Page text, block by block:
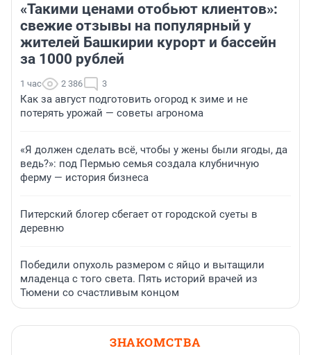
«Такими ценами отобьют клиентов»:
свежие отзывы на популярный у
жителей Башкирии курорт и бассейн
за 1000 рублей
1 час 2 386 3
Как за август подготовить огород к зиме и не
потерять урожай — советы агронома
«Я должен сделать всё, чтобы у жены были ягоды, да
ведь?»: под Пермью семья создала клубничную
ферму — история бизнеса
Питерский блогер сбегает от городской суеты в
деревню
Победили опухоль размером с яйцо и вытащили
младенца с того света. Пять историй врачей из
Тюмени со счастливым концом
ЗНАКОМСТВА